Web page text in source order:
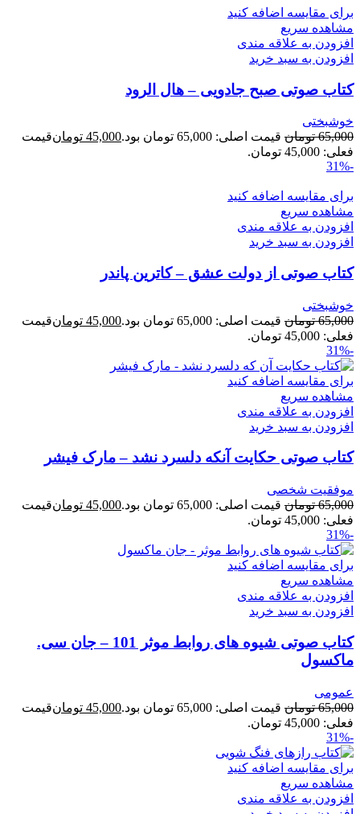
برای مقایسه اضافه کنید
مشاهده سریع
افزودن به علاقه مندی
افزودن به سبد خرید
کتاب صوتی صبح جادویی – هال الرود
خوشبختی
65,000 تومان قیمت اصلی: 65,000 تومان بود. 45,000 تومانقیمت
فعلی: 45,000 تومان.
-31%
برای مقایسه اضافه کنید
مشاهده سریع
افزودن به علاقه مندی
افزودن به سبد خرید
کتاب صوتی از دولت عشق – کاترین پاندر
خوشبختی
65,000 تومان قیمت اصلی: 65,000 تومان بود. 45,000 تومانقیمت
فعلی: 45,000 تومان.
-31%
برای مقایسه اضافه کنید
مشاهده سریع
افزودن به علاقه مندی
افزودن به سبد خرید
کتاب صوتی حکایت آنکه دلسرد نشد – مارک فیشر
موفقیت شخصی
65,000 تومان قیمت اصلی: 65,000 تومان بود. 45,000 تومانقیمت
فعلی: 45,000 تومان.
-31%
برای مقایسه اضافه کنید
مشاهده سریع
افزودن به علاقه مندی
افزودن به سبد خرید
کتاب صوتی شیوه های روابط موثر 101 – جان سی.
ماکسول
عمومی
65,000 تومان قیمت اصلی: 65,000 تومان بود. 45,000 تومانقیمت
فعلی: 45,000 تومان.
-31%
برای مقایسه اضافه کنید
مشاهده سریع
افزودن به علاقه مندی